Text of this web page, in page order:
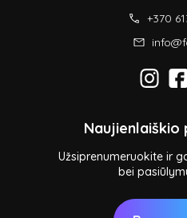
+370
Naujienlaiškio
Užsiprenumeruokite ir
bei